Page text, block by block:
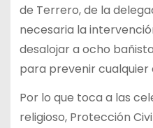
de Terrero, de la
necesaria la
desalojar a ocho
para prevenir cualquier
Por lo que toca a las
religioso, Protección